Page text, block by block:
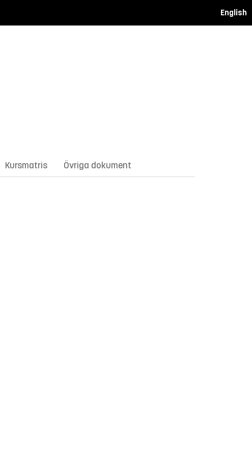
English
Kursmatris Övriga dokument